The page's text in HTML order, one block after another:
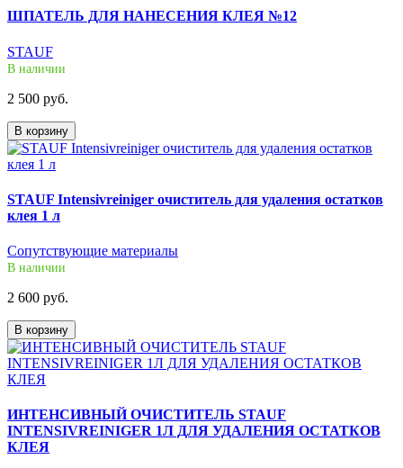
ШПАТЕЛЬ ДЛЯ НАНЕСЕНИЯ КЛЕЯ №12
STAUF
В наличии
2 500 руб.
В корзину
STAUF Intensivreiniger очиститель для удаления остатков
клея 1 л
Сопутствующие материалы
В наличии
2 600 руб.
В корзину
ИНТЕНСИВНЫЙ ОЧИСТИТЕЛЬ STAUF
INTENSIVREINIGER 1Л ДЛЯ УДАЛЕНИЯ ОСТАТКОВ
КЛЕЯ